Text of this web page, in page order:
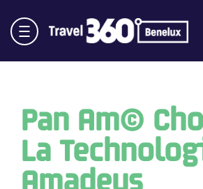
Pan Am®
La
Amadeus